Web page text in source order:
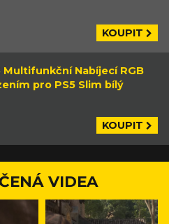
KOUPIT
Multifunkční Nabíjecí RGB
pro PS5 Slim bílý
KOUPIT
VIDEA